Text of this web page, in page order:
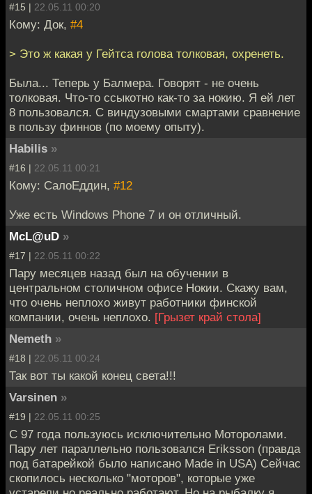
#15 | 22.05.11 00:20
Кому: Док, #4
> Это ж какая у Гейтса голова толковая, охренеть.
Была... Теперь у Балмера. Говорят - не очень
толковая. Что-то ссыкотно как-то за нокию. Я ей лет
8 пользовался. С виндузовыми смартами сравнение
в пользу финнов (по моему опыту).
Habilis »
#16 | 22.05.11 00:21
Кому: СалоЕддин, #12
Уже есть Windows Phone 7 и он отличный.
McL@uD »
#17 | 22.05.11 00:22
Пару месяцев назад был на обучении в
центральном столичном офисе Нокии. Скажу вам,
что очень неплохо живут работники финской
компании, очень неплохо. [Грызет край стола]
Nemeth »
#18 | 22.05.11 00:24
Так вот ты какой конец света!!!
Varsinen »
#19 | 22.05.11 00:25
С 97 года пользуюсь исключительно Моторолами.
Пару лет параллельно пользовался Eriksson (правда
под батарейкой было написано Made in USA) Сейчас
скопилось несколько "моторов", которые уже